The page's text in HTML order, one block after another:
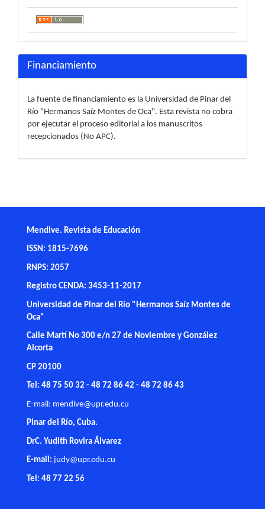
Financiamiento
La fuente de financiamiento es la Universidad de Pinar del
Río "Hermanos Saíz Montes de Oca". Esta revista no cobra
por ejecutar el proceso editorial a los manuscritos
recepcionados (No APC).
Mendive. Revista de Educación
ISSN: 1815-7696
RNPS: 2057
Registro CENDA: 3453-11-2017
Universidad de Pinar del Río "Hermanos Saíz Montes de
Oca"
Calle Martí No 300 e/n 27 de Noviembre y González
Alcorta
CP 20100
Tel: 48 75 50 32 - 48 72 86 42 - 48 72 86 43
E-mail: mendive@upr.edu.cu
Pinar del Río, Cuba.
DrC. Yudith Rovira Álvarez
E-mail: judy@upr.edu.cu
Tel: 48 77 22 56